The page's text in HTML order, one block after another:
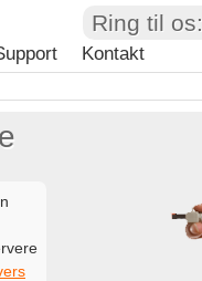
Ring til os:
Kontakt